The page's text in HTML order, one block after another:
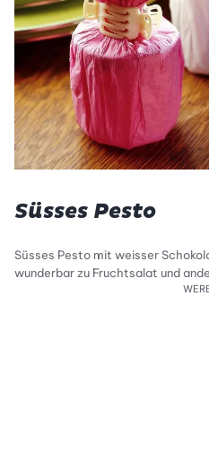
Süsses Pesto
Süsses Pesto mit weisser
wunderbar zu Fruchtsalat und